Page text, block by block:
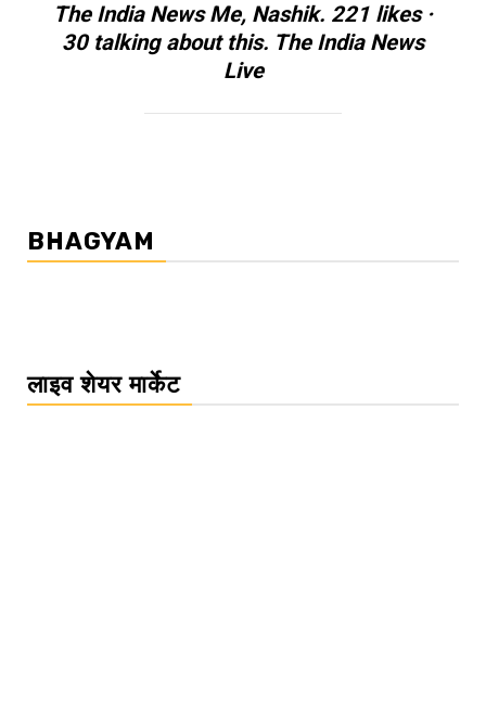
The India News Me, Nashik. 221 likes ·
30 talking about this. The India News
Live
BHAGYAM
लाइव शेयर मार्केट